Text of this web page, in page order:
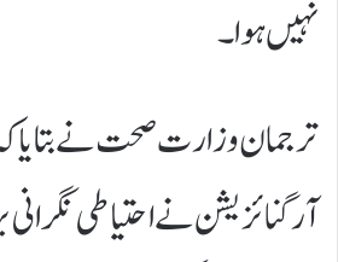
نہیں ہوا۔
ترجمان وزارت صحت نے بتایا
آرگنائزیشن نے احتیاطی